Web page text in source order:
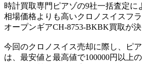
時計買取専門ピアゾの9社一括査定に
相場価格よりも高いクロノスイスフ
オープンギアCH-8753-BKBK買取が決
今回のクロノスイス売却に際し、ピ
は、最安値と最高値で100000円以上